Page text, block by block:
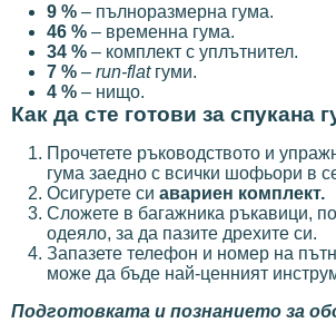
9 % – пълноразмерна гума.
46 % – временна гума.
34 % – комплект с уплътнител.
7 % – run-flatгуми.
4 % – нищо.
Как да сте готови за спукана
Прочетете ръководството и
гума заедно с всички шофьори в
Осигурете си авариен комплект.
Сложете в багажника ръкавици,
одеяло, за да пазите дрехите си.
Запазете телефон и номер на
може да бъде най-ценният
Подготовката и познанието за